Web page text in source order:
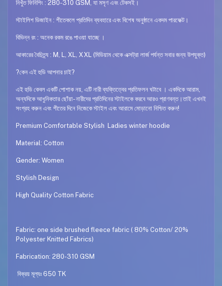
নিখুঁত ফিনিশিং : 280-310 GSM, যা মসৃণ এবং টেকসই।
স্টাইলিশ ডিজাইন : শীতেকলে প্রতিদিন ব্যবহারে এবং বিশেষ অনুষ্ঠানে একদম পারফেক্ট।
বিভিন্ন রং : অনেক রকম রঙে পাওয়া যাচ্ছে ।
আকারের বৈচিত্র্য : M, L, XL, XXL (মিডিয়াম থেকে এক্সট্রা লার্জ পর্যন্ত সবার জন্য উপযুক্ত)
?কেন এই হুডি আপনার চাই?
এই হুডি কেবল একটি পোশাক নয়, এটি নারী ব্যক্তিত্বের প্রতিফলন ঘটাবে । একদিকে আরাম,
অন্যদিকে আধুনিকতার ছোঁয়া- নারীদের প্রতিদিনের স্টাইলকে করবে আরও প্রাণবন্ত।তাই এখনই
সংগ্রহ করুন এবং শীতের দিনে নিজেকে স্টাইল এবং আরামে মোড়ানো নিশ্চিত করুন!
Premium Comfortable Stylish Ladies winter hoodie
Material: Cotton
Gender: Women
Stylish Design
High Quality Cotton Fabric
Fabric: one side brushed fleece fabric ( 80% Cotton/ 20%
Polyester Knitted Fabrics)
Fabrication: 280-310 GSM
বিক্রয় মূল্যঃ 650 TK